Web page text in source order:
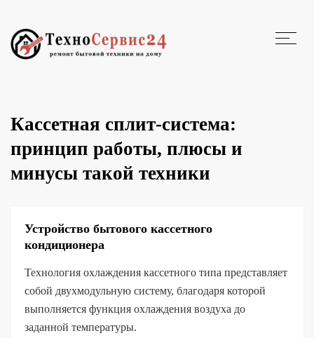
Кассетная сплит-система:
принцип работы, плюсы и
минусы такой техники
Устройство бытового кассетного
кондиционера
Технология охлаждения кассетного типа представляет
собой двухмодульную систему, благодаря которой
выполняется функция охлаждения воздуха до
заданной температуры.